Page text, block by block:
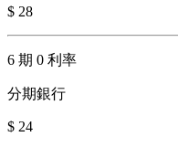
$ 28
6 期 0 利率
分期銀行
$ 24